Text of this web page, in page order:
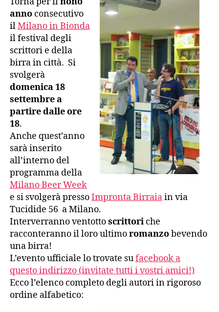
anno consecutivo
ilMilano in Bionda
il festival degli
scrittori e della
birra in città. Si
svolgerà
domenica 18
settembre a
partire dalle ore
18.
Anche quest’anno
sarà inserito
all’interno del
programma della
Milano Beer Week
e si svolgerà pressoImpronta Birraiain via
Tucidide 56 a Milano.
Interverranno ventottoscrittori che
racconteranno il loro ultimoromanzobevendo
una birra!
L’evento ufficiale lo trovate sufacebook a
questo indirizzo (invitate tutti i vostri amici!)
Ecco l’elenco completo degli autori in rigoroso
ordine alfabetico: